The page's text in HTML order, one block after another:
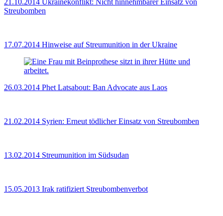
21.10.2014 Ukrainekonflikt: Nicht hinnehmbarer Einsatz von
Streubomben
17.07.2014 Hinweise auf Streumunition in der Ukraine
26.03.2014 Phet Latsabout: Ban Advocate aus Laos
21.02.2014 Syrien: Erneut tödlicher Einsatz von Streubomben
13.02.2014 Streumunition im Südsudan
15.05.2013 Irak ratifiziert Streubombenverbot